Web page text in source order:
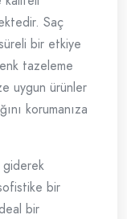
Saç
bir etkiye
tazeleme
uygun ürünler
korumanıza
giderek
bir
bir